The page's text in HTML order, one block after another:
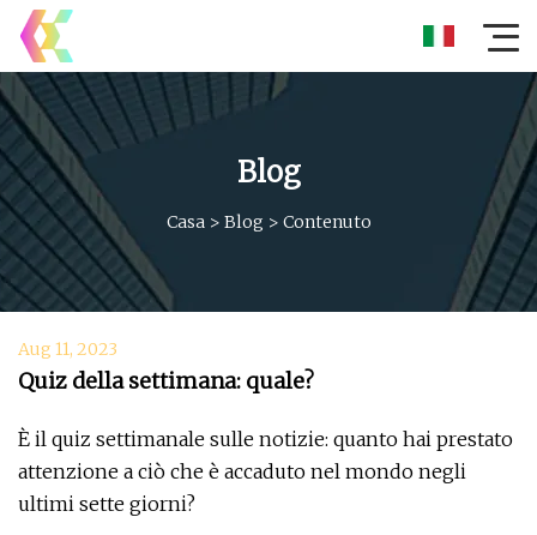
Blog
Casa > Blog > Contenuto
Aug 11, 2023
Quiz della settimana: quale?
È il quiz settimanale sulle notizie: quanto hai prestato
attenzione a ciò che è accaduto nel mondo negli
ultimi sette giorni?